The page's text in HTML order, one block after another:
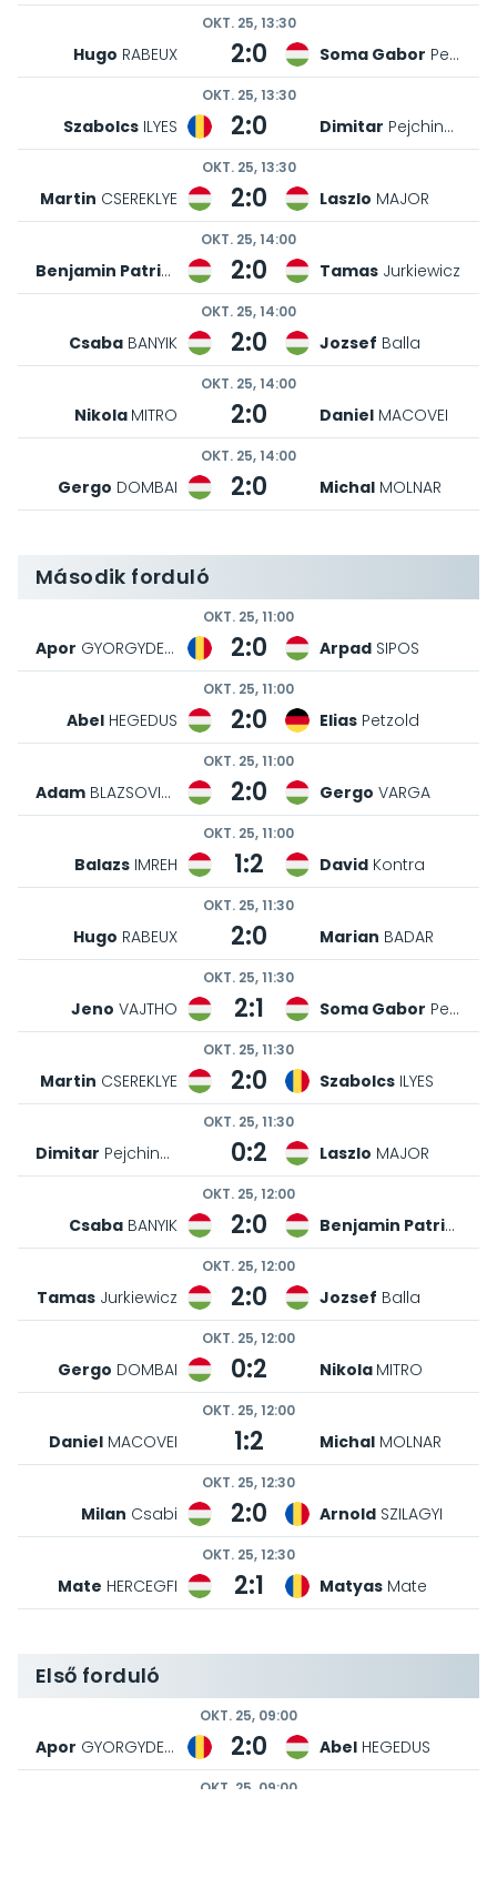
OKT. 25, 13:30
Hugo RABEUX 2:0 Soma Gabor Petrik
OKT. 25, 13:30
Szabolcs ILYES 2:0 Dimitar Pejchinovski
OKT. 25, 13:30
Martin CSEREKLYE 2:0 Laszlo MAJOR
OKT. 25, 14:00
Benjamin Patrik TOTH 2:0 Tamas Jurkiewicz
OKT. 25, 14:00
Csaba BANYIK 2:0 Jozsef Balla
OKT. 25, 14:00
Nikola MITRO 2:0 Daniel MACOVEI
OKT. 25, 14:00
Gergo DOMBAI 2:0 Michal MOLNAR
Második forduló
OKT. 25, 11:00
Apor GYORGYDEAK 2:0 Arpad SIPOS
OKT. 25, 11:00
Abel HEGEDUS 2:0 Elias Petzold
OKT. 25, 11:00
Adam BLAZSOVICS 2:0 Gergo VARGA
OKT. 25, 11:00
Balazs IMREH 1:2 David Kontra
OKT. 25, 11:30
Hugo RABEUX 2:0 Marian BADAR
OKT. 25, 11:30
Jeno VAJTHO 2:1 Soma Gabor Petrik
OKT. 25, 11:30
Martin CSEREKLYE 2:0 Szabolcs ILYES
OKT. 25, 11:30
Dimitar Pejchinovski 0:2 Laszlo MAJOR
OKT. 25, 12:00
Csaba BANYIK 2:0 Benjamin Patrik
OKT. 25, 12:00
Tamas Jurkiewicz 2:0 Jozsef Balla
OKT. 25, 12:00
Gergo DOMBAI 0:2 Nikola MITRO
OKT. 25, 12:00
Daniel MACOVEI 1:2 Michal MOLNAR
OKT. 25, 12:30
Milan Csabi 2:0 Arnold SZILAGYI
OKT. 25, 12:30
Mate HERCEGFI 2:1 Matyas Mate
Első forduló
OKT. 25, 09:00
Apor GYORGYDEAK 2:0 Abel HEGEDUS
OKT. 25, 09:00